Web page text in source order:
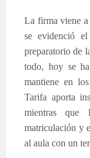
La firma viene a
se evidenció
preparatorio de
todo, hoy se
mantiene en
Tarifa aporta
mientras que
matriculación y
al aula con un